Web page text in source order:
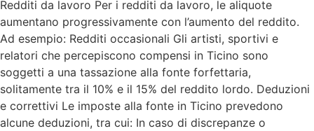
Redditi da lavoro Per i redditi da lavoro, le aliquote
aumentano progressivamente con l’aumento del reddito.
Ad esempio: Redditi occasionali Gli artisti, sportivi e
relatori che percepiscono compensi in Ticino sono
soggetti a una tassazione alla fonte forfettaria,
solitamente tra il 10% e il 15% del reddito lordo. Deduzioni
e correttivi Le imposte alla fonte in Ticino prevedono
alcune deduzioni, tra cui: In caso di discrepanze o